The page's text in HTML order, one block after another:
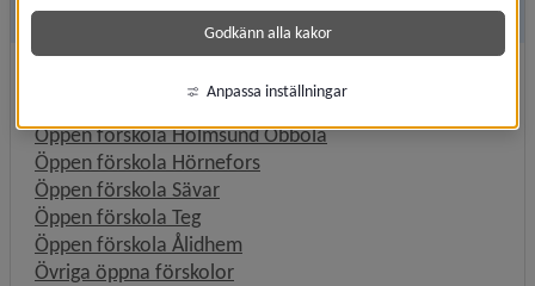
Andra sidor
Öppen förskola Backen
Öppen förskola Ersboda
Öppen förskola Holmsund Obbola
Öppen förskola Hörnefors
Öppen förskola Sävar
Öppen förskola Teg
Öppen förskola Ålidhem
Övriga öppna förskolor
Godkänn alla kakor
Anpassa inställningar